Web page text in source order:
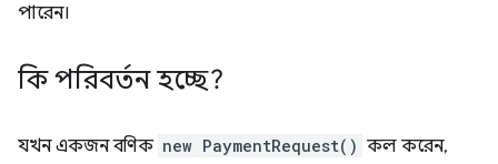
পারেন।
কি পরিবর্তন হচ্ছে?
যখন একজন বণিক new PaymentRequest() কল করেন,